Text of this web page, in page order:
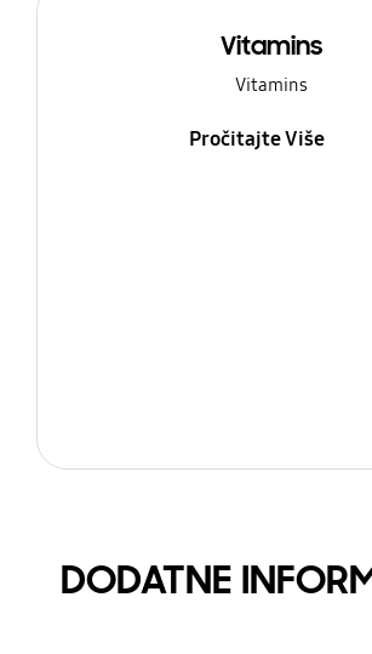
Vitamins
Vitamins
Pročitajte Više
DODATNE